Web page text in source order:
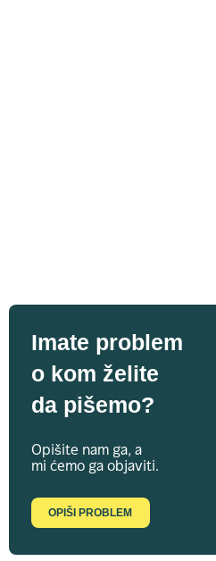
Imate problem
o kom želite
da pišemo?
Opišite nam ga, a
mi ćemo ga objaviti.
OPIŠI PROBLEM